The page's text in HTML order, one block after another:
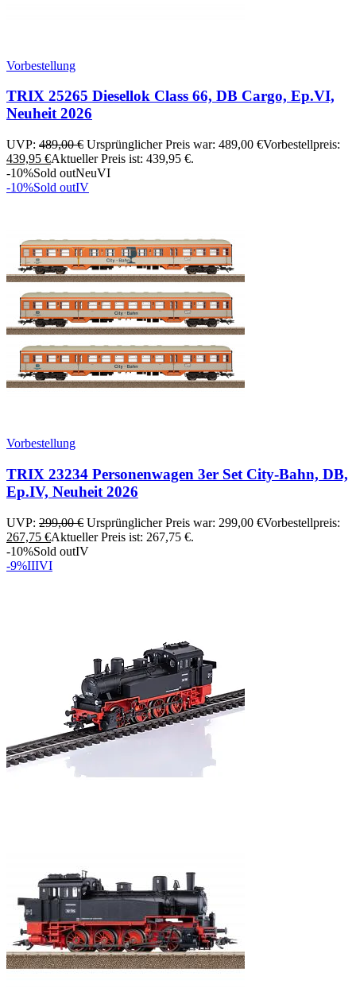
Vorbestellung
TRIX 25265 Diesellok Class 66, DB Cargo, Ep.VI,
Neuheit 2026
UVP: 489,00€ Ursprünglicher Preis war: 489,00 €Vorbestellpreis:
439,95 €Aktueller Preis ist: 439,95 €.
-10%Sold outNeuVI
-10%Sold outIV
Vorbestellung
TRIX 23234 Personenwagen 3er Set City-Bahn, DB,
Ep.IV, Neuheit 2026
UVP: 299,00€ Ursprünglicher Preis war: 299,00 €Vorbestellpreis:
267,75 €Aktueller Preis ist: 267,75 €.
-10%Sold outIV
-9%IIIVI